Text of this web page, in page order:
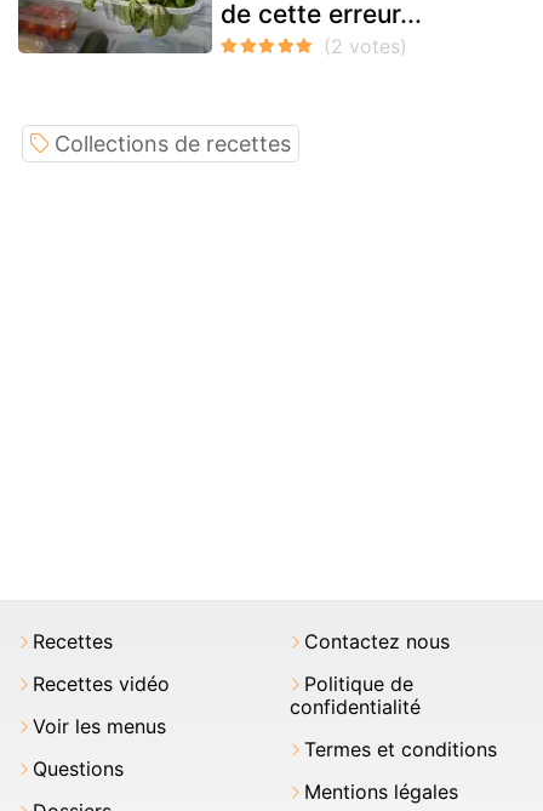
de cette erreur...
Collections de recettes
Recettes
Recettes vidéo
Voir les menus
Questions
Contactez nous
Politique de
confidentialité
Termes et conditions
Mentions légales